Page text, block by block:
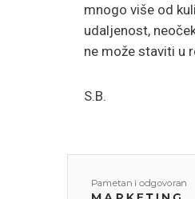
mnogo više od
udaljenost,
ne može staviti u
S.B.